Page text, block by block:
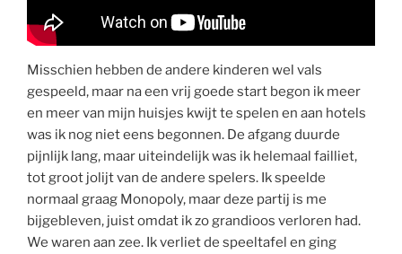
Misschien hebben de andere kinderen wel vals
gespeeld, maar na een vrij goede start begon ik meer
en meer van mijn huisjes kwijt te spelen en aan hotels
was ik nog niet eens begonnen. De afgang duurde
pijnlijk lang, maar uiteindelijk was ik helemaal failliet,
tot groot jolijt van de andere spelers. Ik speelde
normaal graag Monopoly, maar deze partij is me
bijgebleven, juist omdat ik zo grandioos verloren had.
We waren aan zee. Ik verliet de speeltafel en ging